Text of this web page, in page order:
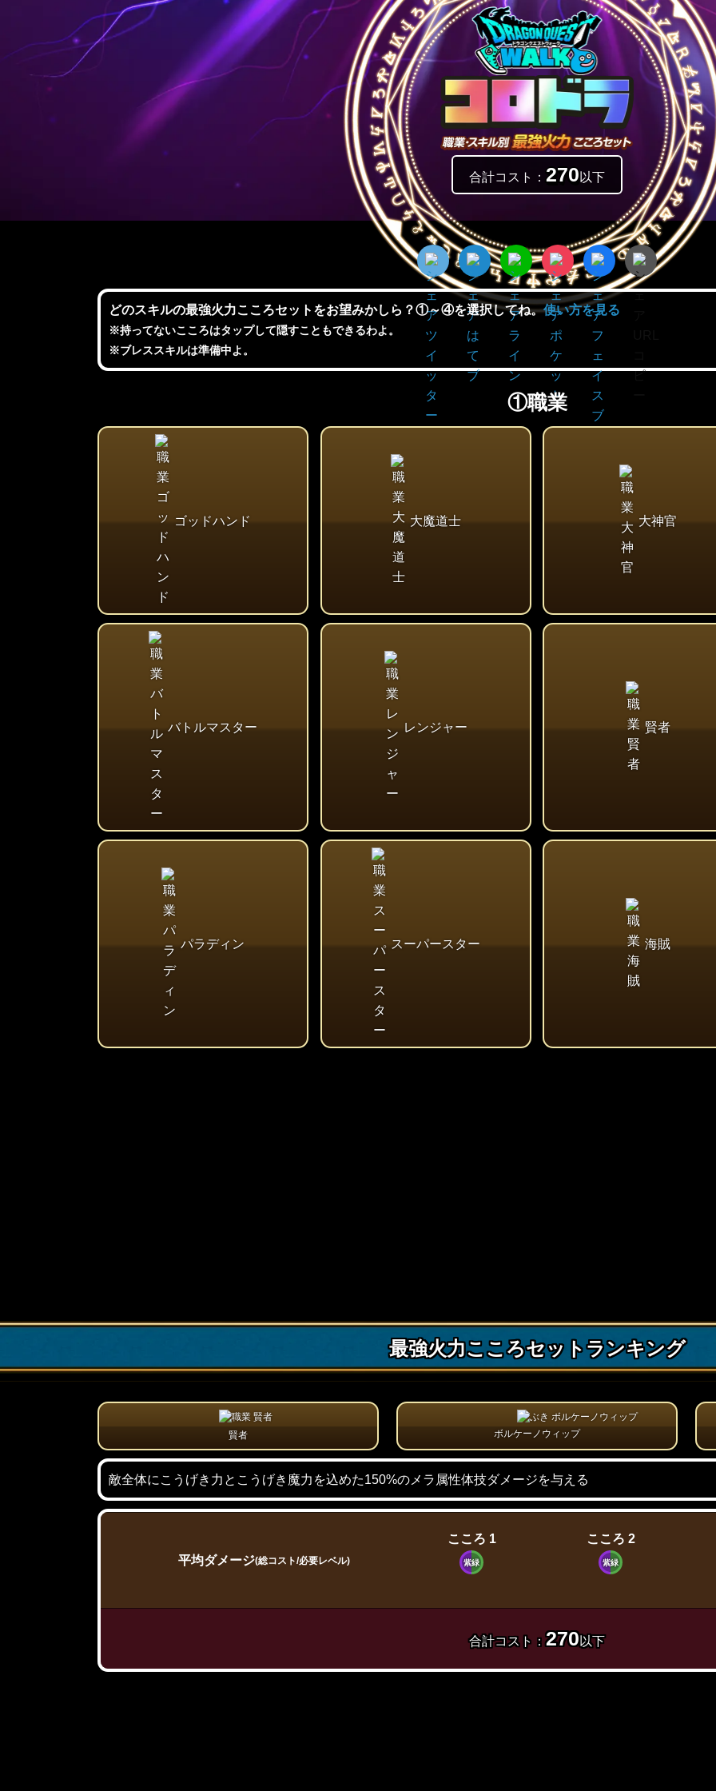
合計コスト： 270 以下
どのスキルの最強火力こころセットをお望みかしら？①～④を選択してね。使い方を見る
※持ってないこころはタップして隠すこともできるわよ。
※ブレススキルは準備中よ。
①職業
ゴッドハンド 大魔道士 大神官
バトルマスター レンジャー 賢者
パラディン スーパースター 海賊
最強火力こころセットランキング
賢者 ボルケーノウィップ
敵全体にこうげき力とこうげき魔力を込めた150%のメラ属性体技ダメージを与える
平均ダメージ(総コスト/必要レベル)
こころ 1
紫緑
こころ 2
紫緑
合計コスト：270以下